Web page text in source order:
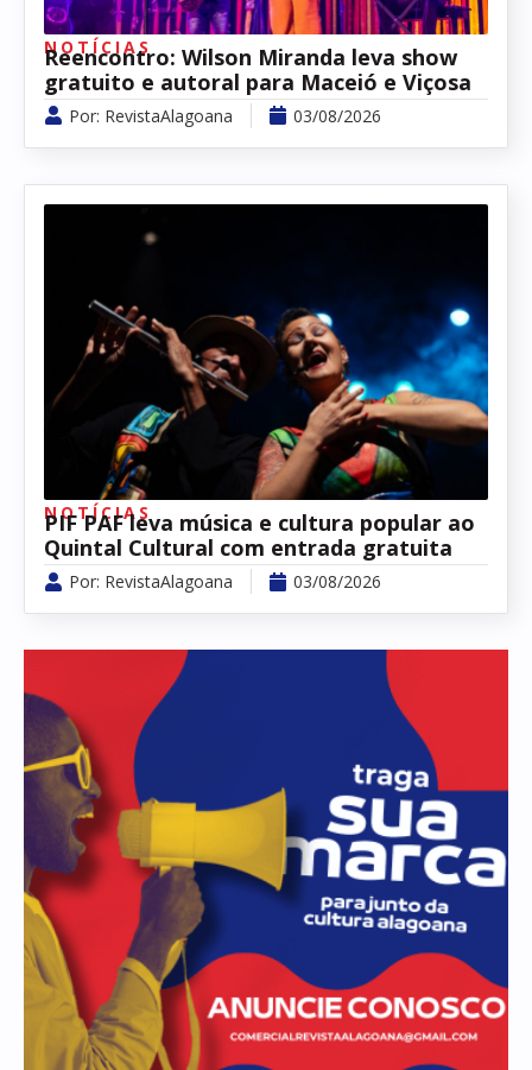
NOTÍCIAS
Reencontro: Wilson Miranda leva show
gratuito e autoral para Maceió e Viçosa
Por: RevistaAlagoana 03/08/2026
NOTÍCIAS
PIF PAF leva música e cultura popular ao
Quintal Cultural com entrada gratuita
Por: RevistaAlagoana 03/08/2026